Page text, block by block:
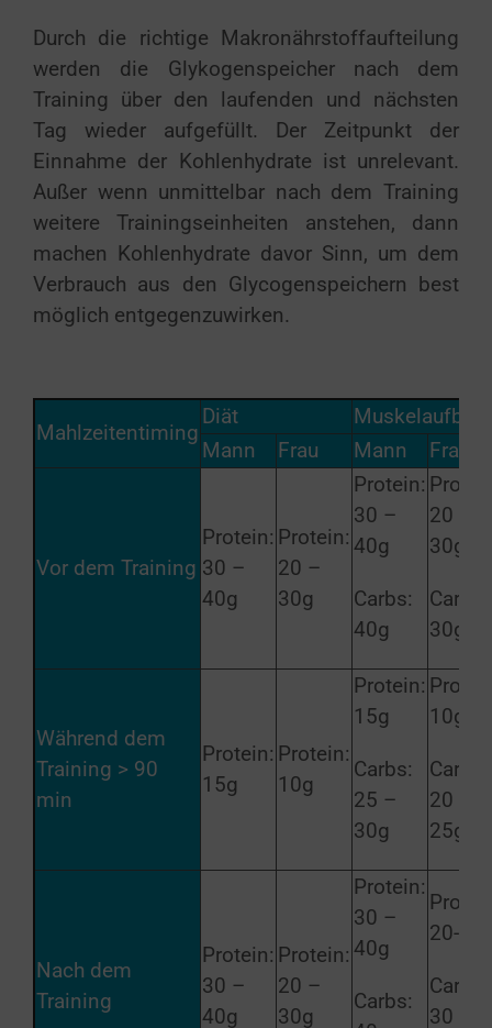
Durch die richtige Makronährstoffaufteilung
werden die Glykogenspeicher nach dem
Training über den laufenden und nächsten
Tag wieder aufgefüllt. Der Zeitpunkt der
Einnahme der Kohlenhydrate ist unrelevant.
Außer wenn unmittelbar nach dem Training
weitere Trainingseinheiten anstehen, dann
machen Kohlenhydrate davor Sinn, um dem
Verbrauch aus den Glycogenspeichern best
möglich entgegenzuwirken.
Mahlzeitentiming
Diät
Muskelaufbau
Mann
Frau Mann Frau
Vor dem Training
Protein:
30 –
40g
Protein:
20 –
30g
Protein:
30 –
40g
Carbs:
40g
20 –
30g
Carbs:
30g
Während dem
Training > 90
min
Protein:
15g
Protein:
10g
Protein:
15g
Carbs:
25 –
30g
10g
Carbs:
20 –
25g
Nach dem
Training
Protein:
30 –
40g
Protein:
20 –
30g
Protein:
30 –
40g
Carbs:
20-
Carbs:
30 –